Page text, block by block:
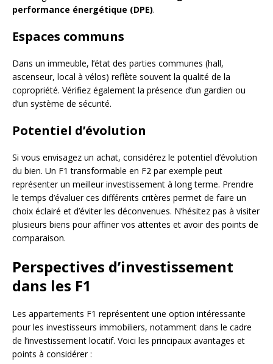
performance énergétique (DPE).
Espaces communs
Dans un immeuble, l’état des parties communes (hall,
ascenseur, local à vélos) reflète souvent la qualité de la
copropriété. Vérifiez également la présence d’un gardien ou
d’un système de sécurité.
Potentiel d’évolution
Si vous envisagez un achat, considérez le potentiel d’évolution
du bien. Un F1 transformable en F2 par exemple peut
représenter un meilleur investissement à long terme. Prendre
le temps d’évaluer ces différents critères permet de faire un
choix éclairé et d’éviter les déconvenues. N’hésitez pas à visiter
plusieurs biens pour affiner vos attentes et avoir des points de
comparaison.
Perspectives d’investissement
dans les F1
Les appartements F1 représentent une option intéressante
pour les investisseurs immobiliers, notamment dans le cadre
de l’investissement locatif. Voici les principaux avantages et
points à considérer :